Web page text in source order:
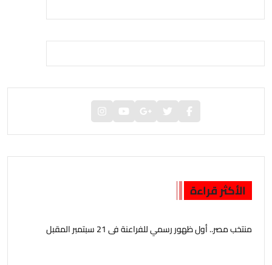
الأكثر قراءة
منتخب مصر.. أول ظهور رسمي للفراعنة فى 21 سبتمبر المقبل